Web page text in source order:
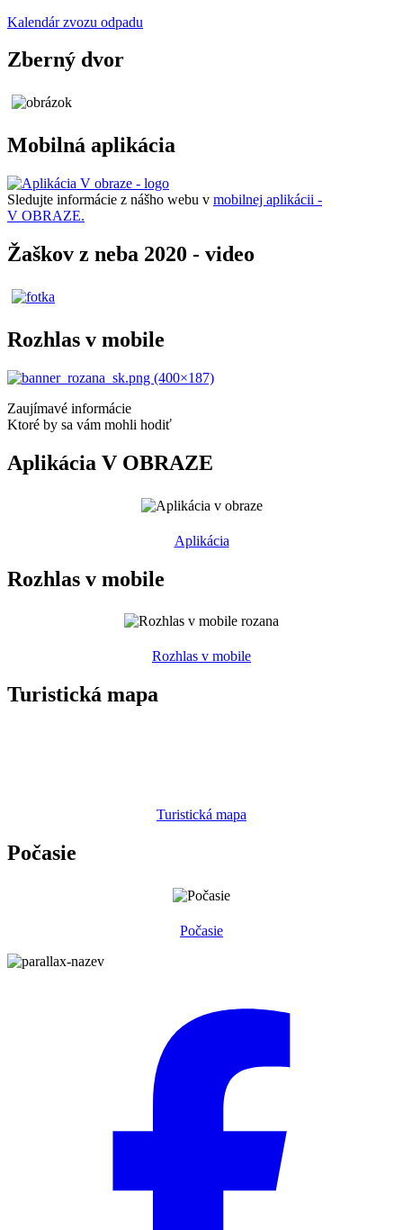
Kalendár zvozu odpadu
Zberný dvor
Mobilná aplikácia
Sledujte informácie z nášho webu v mobilnej aplikácii -
V OBRAZE.
Žaškov z neba 2020 - video
Rozhlas v mobile
Zaujímavé informácie
Ktoré by sa vám mohli hodiť
Aplikácia V OBRAZE
Aplikácia
Rozhlas v mobile
Rozhlas v mobile
Turistická mapa
Turistická mapa
Počasie
Počasie